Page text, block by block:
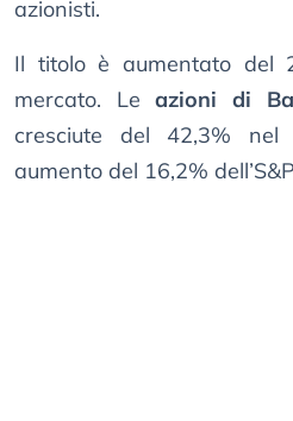
azionisti.
Il titolo è aumentato del
mercato. Leazioni di
cresciute del 42,3%
aumento del 16,2%